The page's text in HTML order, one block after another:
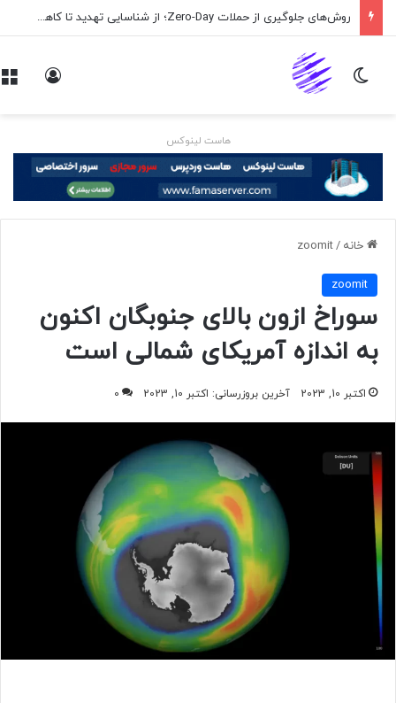
روش‌های جلوگیری از حملات Zero-Day؛ از شناسایی تهدید تا کاهش ریسک
تغییر پوسته
هاست لینوکس
خانه /
zoomit
zoomit
سوراخ ازون بالای جنوبگان اکنون
به اندازه آمریکای شمالی است
اکتبر 10, 2023 آخرین بروزرسانی: اکتبر 10, 2023 0